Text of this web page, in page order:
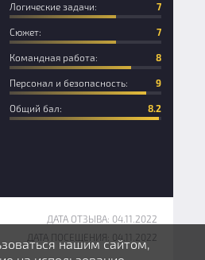
Логические задачи: 7
Сюжет: 7
Командная работа: 8
Персонал и безопасность: 9
Общий бал: 8.2
ДАТА ОТЗЫВА: 04.11.2022
ДАТА ПОСЕЩЕНИЯ: 04.11.2022
нашим сайтом,